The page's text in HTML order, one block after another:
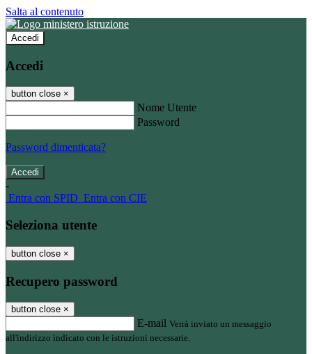
Salta al contenuto
Accedi
Accedi
button close ×
Nome Utente
Password
Password dimenticata?
-
Entra con SPID Entra con CIE
Seleziona utente
button close ×
Recupero password
button close ×
E-mail Verrà inviato un messaggio
all'indirizzo indicato con le istruzioni necessarie.